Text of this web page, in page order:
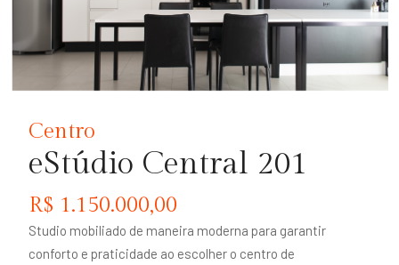
Centro
eStúdio Central 201
R$ 1.150.000,00
Studio mobiliado de maneira moderna para garantir
conforto e praticidade ao escolher o centro de